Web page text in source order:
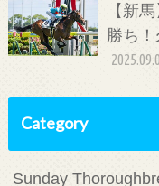
【新
勝ち
Category
Sunday